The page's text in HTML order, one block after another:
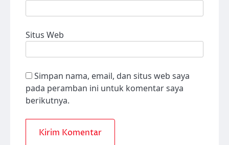
Situs Web
Simpan nama, email, dan situs web saya
pada peramban ini untuk komentar saya
berikutnya.